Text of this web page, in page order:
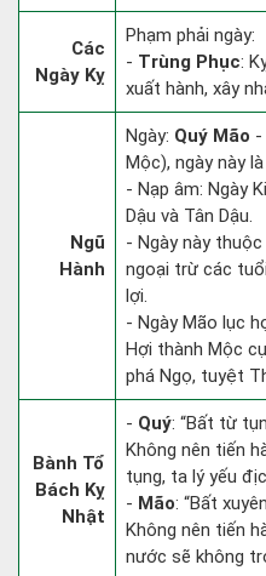
Các
Ngày Kỵ
Phạm phải ngày:
- Trùng Phục:
xuất hành, xây
Ngũ
Hành
Ngày: Quý Mão -
Mộc), ngày này
- Nạp âm: Ngày
Dậu và Tân Dậu.
- Ngày này
ngoại trừ các
lợi.
- Ngày Mão lục
Hợi thành Mộc
phá Ngọ, tuyệt
Bành Tổ
Bách Kỵ
Nhật
- Quý: “Bất từ
Không nên tiến
tụng, ta lý yếu
- Mão: “Bất
Không nên tiến
nước sẽ không